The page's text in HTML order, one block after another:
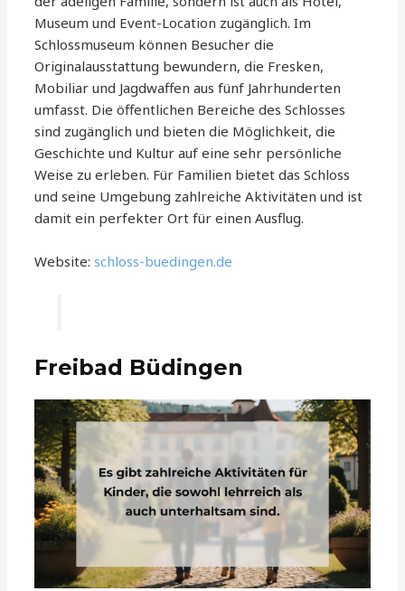
Museum und Event-Location zugänglich. Im
Schlossmuseum können Besucher die
Originalausstattung bewundern, die Fresken,
Mobiliar und Jagdwaffen aus fünf Jahrhunderten
umfasst. Die öffentlichen Bereiche des Schlosses
sind zugänglich und bieten die Möglichkeit, die
Geschichte und Kultur auf eine sehr persönliche
Weise zu erleben. Für Familien bietet das Schloss
und seine Umgebung zahlreiche Aktivitäten und ist
damit ein perfekter Ort für einen Ausflug.
Website:schloss-buedingen.de
Freibad Büdingen